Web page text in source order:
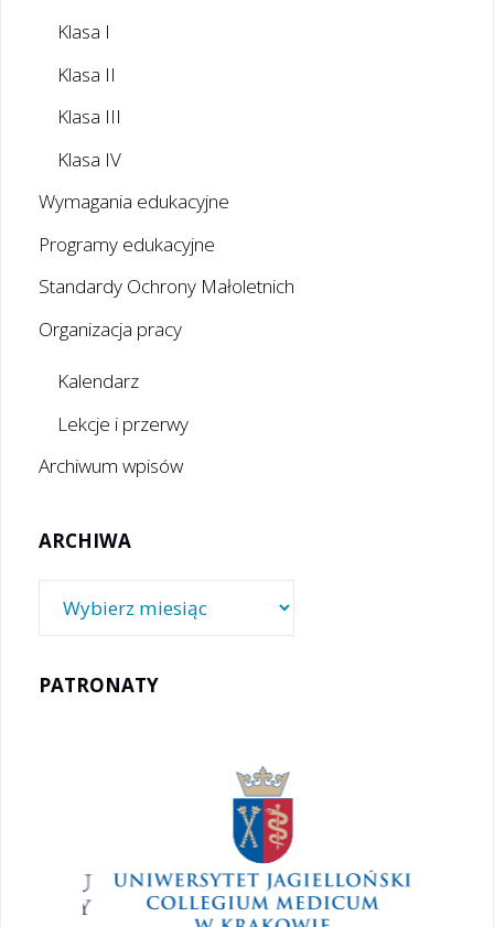
Klasa I
Klasa II
Klasa III
Klasa IV
Wymagania edukacyjne
Programy edukacyjne
Standardy Ochrony Małoletnich
Organizacja pracy
Kalendarz
Lekcje i przerwy
Archiwum wpisów
ARCHIWA
PATRONATY